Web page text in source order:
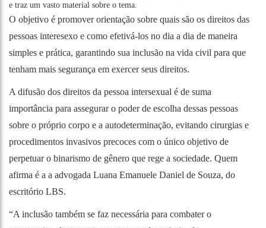
e traz um vasto material sobre o tema.
O objetivo é promover orientação sobre quais são os direitos das
pessoas interesexo e como efetivá-los no dia a dia de maneira
simples e prática, garantindo sua inclusão na vida civil para que
tenham mais segurança em exercer seus direitos.
A difusão dos direitos da pessoa intersexual é de suma
importância para assegurar o poder de escolha dessas pessoas
sobre o próprio corpo e a autodeterminação, evitando cirurgias e
procedimentos invasivos precoces com o único objetivo de
perpetuar o binarismo de gênero que rege a sociedade. Quem
afirma é a a advogada Luana Emanuele Daniel de Souza, do
escritório LBS.
“A inclusão também se faz necessária para combater o